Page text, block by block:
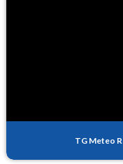
TG Meteo